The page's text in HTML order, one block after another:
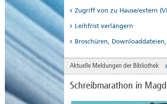
Zugriff von zu Hause/extern
Leihfrist verlängern
Broschüren,
Aktuelle Meldungen der Bibliothek
Schreibmarathon in